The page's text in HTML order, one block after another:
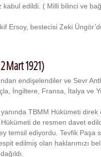
kabul edildi. ( Milli bilinci ve
Ersoy, bestecisi Zeki
Mart 1921)
endişelendiler ve Sevr
İngiltere, Fransa, İtalya ve
TBMM Hükümeti direk
Hükümeti de resmen davet
edi­yordu. Tevfik Paşa
edilmiş olan haklarımızı